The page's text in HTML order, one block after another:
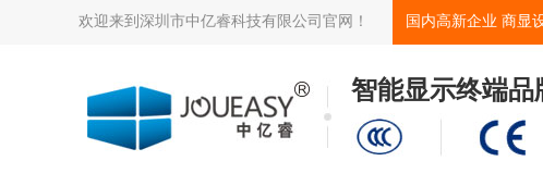
欢迎来到深圳市中亿睿科技有限公司官网！ 国内高新企业 商显
智能显示终端品